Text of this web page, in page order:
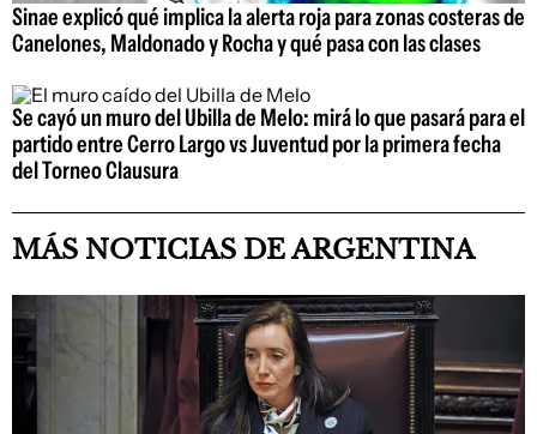
Sinae explicó qué implica la alerta roja para zonas costeras de
Canelones, Maldonado y Rocha y qué pasa con las clases
Se cayó un muro del Ubilla de Melo: mirá lo que pasará para el
partido entre Cerro Largo vs Juventud por la primera fecha
del Torneo Clausura
MÁS NOTICIAS DE ARGENTINA